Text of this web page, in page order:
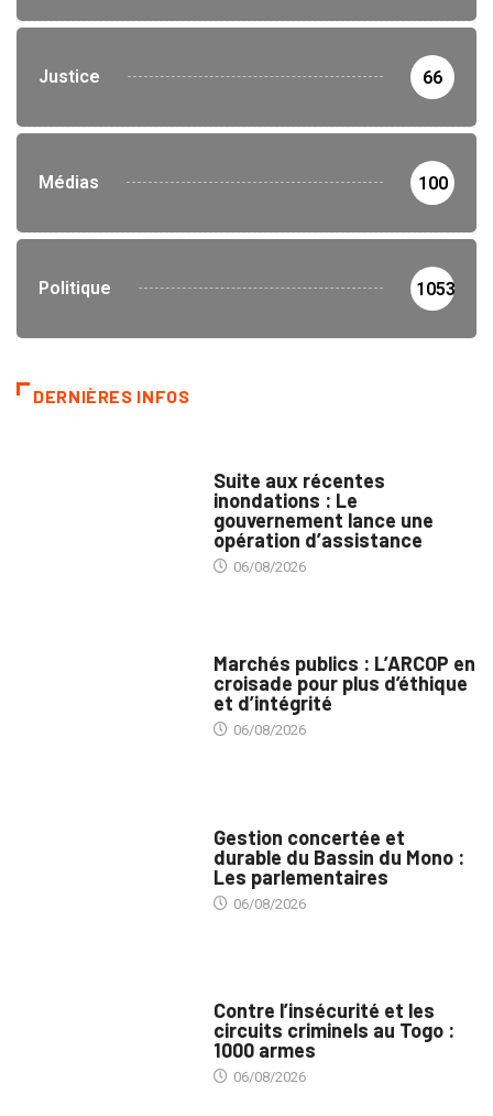
Justice 66
Médias 100
Politique 1053
DERNIÈRES INFOS
Suite aux récentes
inondations : Le
gouvernement lance une
opération d’assistance
06/08/2026
Marchés publics : L’ARCOP en
croisade pour plus d’éthique
et d’intégrité
06/08/2026
Gestion concertée et
durable du Bassin du Mono :
Les parlementaires
06/08/2026
Contre l’insécurité et les
circuits criminels au Togo :
1000 armes
06/08/2026